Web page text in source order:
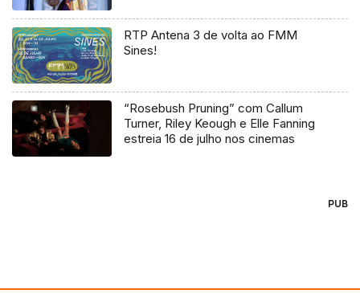
RTP Antena 3 de volta ao FMM
Sines!
“Rosebush Pruning” com Callum
Turner, Riley Keough e Elle Fanning
estreia 16 de julho nos cinemas
PUB